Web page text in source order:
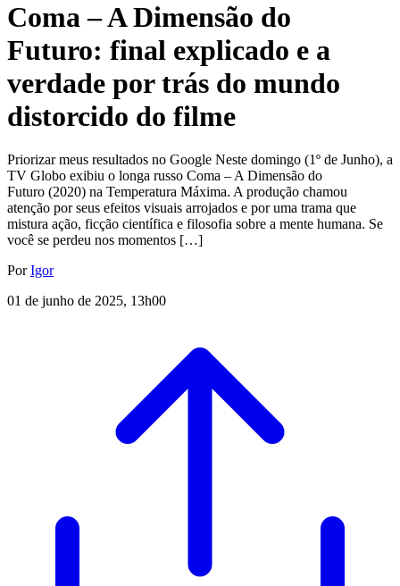
Coma – A Dimensão do
Futuro: final explicado e a
verdade por trás do mundo
distorcido do filme
Priorizar meus resultados no Google Neste domingo (1º de Junho), a
TV Globo exibiu o longa russo Coma – A Dimensão do
Futuro (2020) na Temperatura Máxima. A produção chamou
atenção por seus efeitos visuais arrojados e por uma trama que
mistura ação, ficção científica e filosofia sobre a mente humana. Se
você se perdeu nos momentos […]
PorIgor
01 de junho de 2025, 13h00